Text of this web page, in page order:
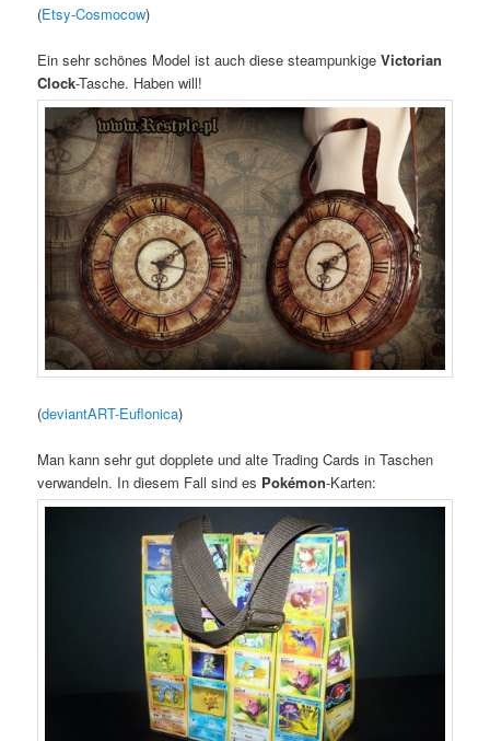
(Etsy-Cosmocow)
Ein sehr schönes Model ist auch diese steampunkigeVictorian
Clock-Tasche. Haben will!
(deviantART-Euflonica)
Man kann sehr gut dopplete und alte Trading Cards in Taschen
verwandeln. In diesem Fall sind es Pokémon-Karten: